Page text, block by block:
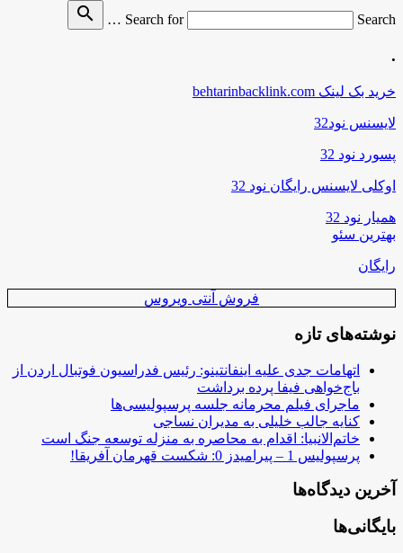
Search for
Search …
search
.
خرید بک لینک behtarinbacklink.com
لایسنس نود32
پسورد نود 32
اوکلی لایسنس رایگان نود 32
همیار نود 32
بهترین سئو
رایگان
فروش آنتی ویروس
نوشته‌های تازه
اتهامات جدی علیه اینفانتینو: رئیس فدراسیون فوتبال اردن از
باج‌خواهی فیفا پرده برداشت
ماجرای فیلم محرمانه جلسه پرسپولیسی‌ها
کنایه جالب خلیلی به مدیران نساجی
خاتم‌الانبیا: اقدام به محاصره به منزله توسعه جنگ است
پرسپولیس 1 – پیرامیدز 0: شکست قهرمان آفریقا!
آخرین دیدگاه‌ها
بایگانی‌ها